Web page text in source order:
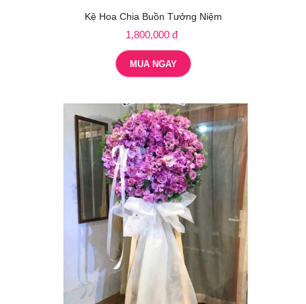
Kệ Hoa Chia Buồn Tưởng Niệm
1,800,000 đ
MUA NGAY